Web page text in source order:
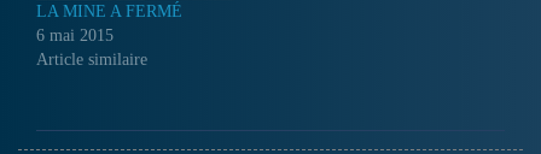
LA MINE A FERMÉ
6 mai 2015
Article similaire